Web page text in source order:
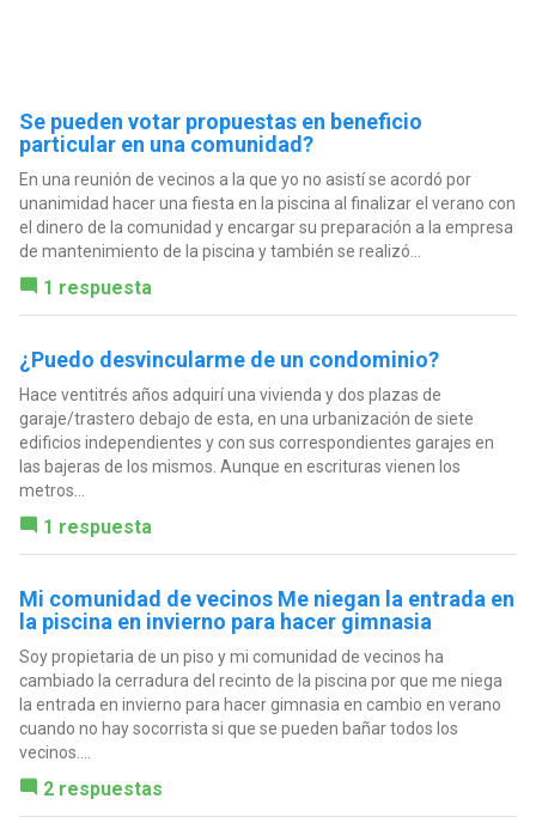
Se pueden votar propuestas en beneficio
particular en una comunidad?
En una reunión de vecinos a la que yo no asistí se acordó por
unanimidad hacer una fiesta en la piscina al finalizar el verano con
el dinero de la comunidad y encargar su preparación a la empresa
de mantenimiento de la piscina y también se realizó...
1 respuesta
¿Puedo desvincularme de un condominio?
Hace ventitrés años adquirí una vivienda y dos plazas de
garaje/trastero debajo de esta, en una urbanización de siete
edificios independientes y con sus correspondientes garajes en
las bajeras de los mismos. Aunque en escrituras vienen los
metros...
1 respuesta
Mi comunidad de vecinos Me niegan la entrada en
la piscina en invierno para hacer gimnasia
Soy propietaria de un piso y mi comunidad de vecinos ha
cambiado la cerradura del recinto de la piscina por que me niega
la entrada en invierno para hacer gimnasia en cambio en verano
cuando no hay socorrista si que se pueden bañar todos los
vecinos....
2 respuestas